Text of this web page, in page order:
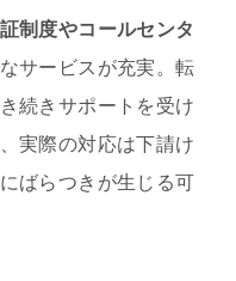
制度やコールセンタ
サービスが充実。転
続きサポートを受け
実際の対応は下請け
ばらつきが生じる可